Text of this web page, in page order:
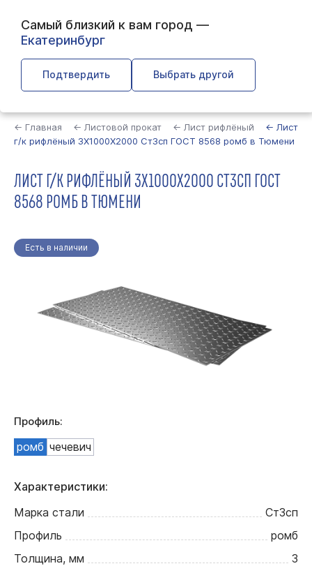
Самый близкий к вам город —
Екатеринбург
Подтвердить Выбрать другой
← Главная ← Листовой прокат ← Лист рифлёный
← Лист
г/к рифлёный 3Х1000Х2000 Ст3сп ГОСТ 8568 ромб в Тюмени
ЛИСТ Г/К РИФЛЁНЫЙ 3Х1000Х2000 СТ3СП ГОСТ
8568 РОМБ В ТЮМЕНИ
Есть в наличии
Профиль:
ромб чечевич
Характеристики:
Марка стали
Ст3сп
Профиль
ромб
Толщина, мм
3